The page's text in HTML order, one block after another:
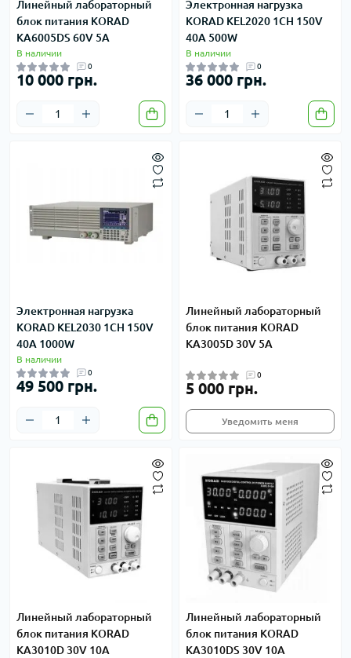
Линейный лабораторный
блок питания KORAD
KA6005DS 60V 5A
В наличии
0
10 000 грн.
Электронная нагрузка
KORAD KEL2020 1CH 150V
40A 500W
В наличии
0
36 000 грн.
Электронная нагрузка
KORAD KEL2030 1CH 150V
40A 1000W
В наличии
0
49 500 грн.
Линейный лабораторный
блок питания KORAD
KA3005D 30V 5A
0
5 000 грн.
Уведомить меня
Линейный лабораторный
блок питания KORAD
KA3010D 30V 10A
Линейный лабораторный
блок питания KORAD
KA3010DS 30V 10A